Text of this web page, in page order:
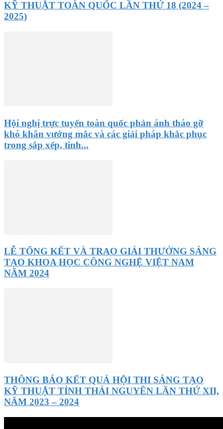
KỸ THUẬT TOÀN QUỐC LẦN THỨ 18 (2024 –
2025)
Hội nghị trực tuyến toàn quốc phản ánh tháo gỡ
khó khăn vướng mắc và các giải pháp khắc phục
trong sắp xếp, tinh...
LỄ TỔNG KẾT VÀ TRAO GIẢI THƯỞNG SÁNG
TẠO KHOA HỌC CÔNG NGHỆ VIỆT NAM
NĂM 2024
THÔNG BÁO KẾT QUẢ HỘI THI SÁNG TẠO
KỸ THUẬT TỈNH THÁI NGUYÊN LẦN THỨ XII,
NĂM 2023 – 2024